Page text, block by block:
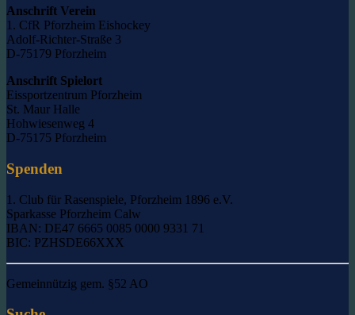
Anschrift Verein
1. CfR Pforzheim Eishockey
Adolf-Richter-Straße 3
D-75179 Pforzheim
Anschrift Spielort
Eissportzentrum Pforzheim
St. Maur Halle
Hohwiesenweg 4
D-75175 Pforzheim
Spenden
1. Club für Rasenspiele, Pforzheim 1896 e.V.
Sparkasse Pforzheim Calw
IBAN: DE47 6665 0085 0000 9331 71
BIC: PZHSDE66XXX
Gemeinnützig gem. §52 AO